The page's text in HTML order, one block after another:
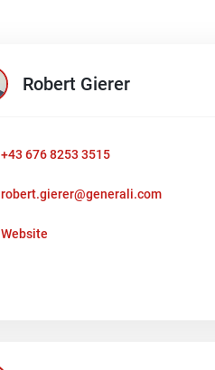
Robert Gierer
+43 676 8253 3515
robert.gierer@generali.com
Website